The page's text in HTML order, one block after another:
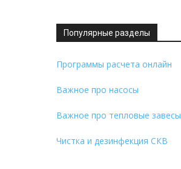
Популярные разделы
Программы расчета онлайн
Важное про насосы
Важное про тепловые завесы
Чистка и дезинфекция СКВ